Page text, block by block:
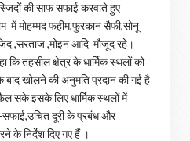
की साफ सफाई करवाते हुए
में मोहम्मद फहीम,फुरकान सैफी,सोनू
,सरताज ,मोइन आदि मौजूद रहे।
कि तहसील क्षेत्र के धार्मिक स्थलों को
बाद खोलने की अनुमति प्रदान की गई है
सके इसके लिए धार्मिक स्थलों में
दूरी के प्रबंध और
के निर्देश दिए गए हैं ।